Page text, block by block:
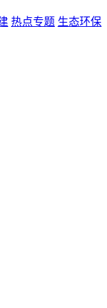
热点专题 生态环保